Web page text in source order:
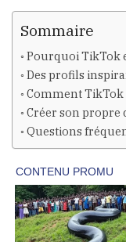
Sommaire
Pourquoi TikTok
Des profils
Comment
Créer son propre
Questions